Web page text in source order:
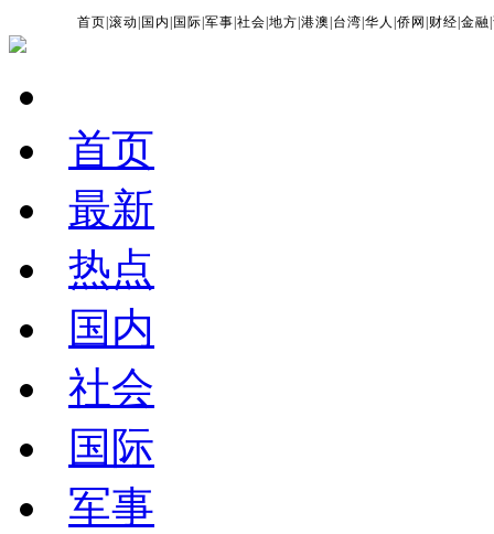
首页 |滚动 国内 国际 |军事 |社会 |地方 |港澳 台湾 |华人 |侨网 财经 |金融 |
首页
最新
热点
国内
社会
国际
军事